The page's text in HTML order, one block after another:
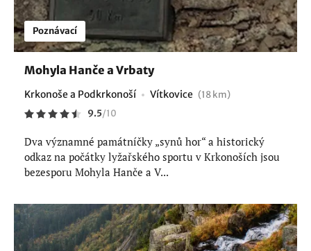
Poznávací
Mohyla Hanče a Vrbaty
Krkonoše a Podkrkonoší Vítkovice (18 km)
9.5/10
Dva významné památníčky „synů hor“ a historický
odkaz na počátky lyžařského sportu v Krkonoších jsou
bezesporu Mohyla Hanče a V...